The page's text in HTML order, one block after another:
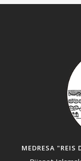
MEDRESA "REIS